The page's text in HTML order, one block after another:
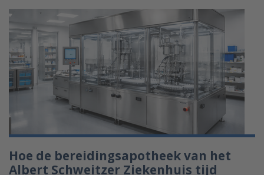
Hoe de bereidingsapotheek van het
Albert Schweitzer Ziekenhuis tijd